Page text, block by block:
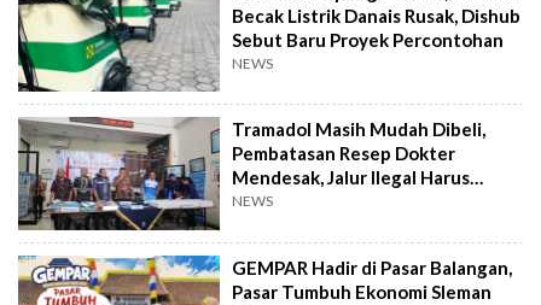
Becak Listrik Danais Rusak, Dishub
Sebut Baru Proyek Percontohan
NEWS
Tramadol Masih Mudah Dibeli,
Pembatasan Resep Dokter
Mendesak, Jalur Ilegal Harus
Distop
NEWS
GEMPAR Hadir di Pasar Balangan,
Pasar Tumbuh Ekonomi Sleman